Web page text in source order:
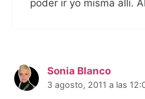
poder ir yo misma allí.
Sonia Blanco
3 agosto, 2011 a las